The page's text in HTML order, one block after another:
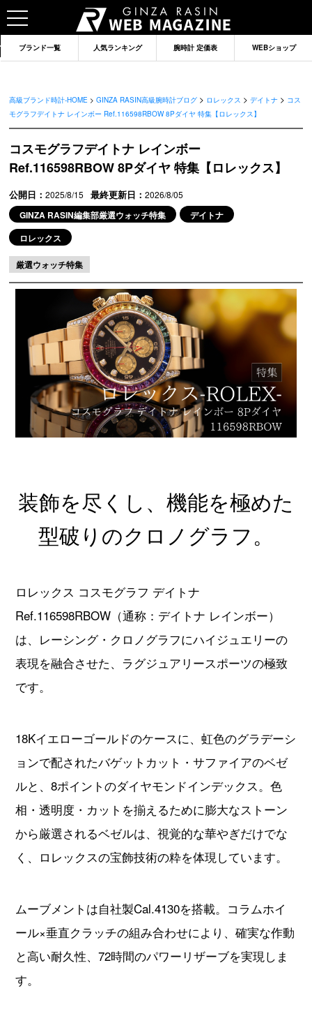
オメガ
オーデマピゲ パテックフィリップ
グランドセイコー
ヴァシュロンコンスタンタ
ン
チューダー タグホイヤー
カルティエ ランゲ＆ゾーネ
フランクミュラー IWC
すべてのブランドから探す
新着記事
ブランド別定価表
腕時計メンテナンス大全
人気ランキング
監修者一覧
ブランド一覧 人気ランキング 腕時計 定価表 WEBショップ
高級ブランド時計-HOME >GINZA RASIN高級腕時計ブログ > ロレックス >デイトナ > コス
モグラフデイトナ レインボー Ref.116598RBOW 8Pダイヤ 特集【ロレックス】
コスモグラフデイトナ レインボー
Ref.116598RBOW 8Pダイヤ 特集【ロレックス】
公開日：2025/8/15 最終更新日：2026/8/05
GINZA RASIN編集部厳選ウォッチ特集
デイトナ
ロレックス
厳選ウォッチ特集
装飾を尽くし、機能を極めた
型破りのクロノグラフ。
ロレックス コスモグラフ デイトナ
Ref.116598RBOW（通称：デイトナ レインボー）
は、レーシング・クロノグラフにハイジュエリーの
表現を融合させた、ラグジュアリースポーツの極致
です。
18Kイエローゴールドのケースに、虹色のグラデーシ
ョンで配されたバゲットカット・サファイアのベゼ
ルと、8ポイントのダイヤモンドインデックス。色
相・透明度・カットを揃えるために膨大なストーン
から厳選されるベゼルは、視覚的な華やぎだけでな
く、ロレックスの宝飾技術の粋を体現しています。
ムーブメントは自社製Cal.4130を搭載。コラムホイ
ール×垂直クラッチの組み合わせにより、確実な作動
と高い耐久性、72時間のパワーリザーブを実現しま
す。